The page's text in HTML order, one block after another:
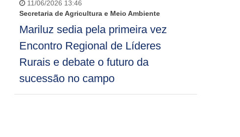
11/06/2026 13:46
Secretaria de Agricultura e Meio Ambiente
Mariluz sedia pela primeira vez
Encontro Regional de Líderes
Rurais e debate o futuro da
sucessão no campo